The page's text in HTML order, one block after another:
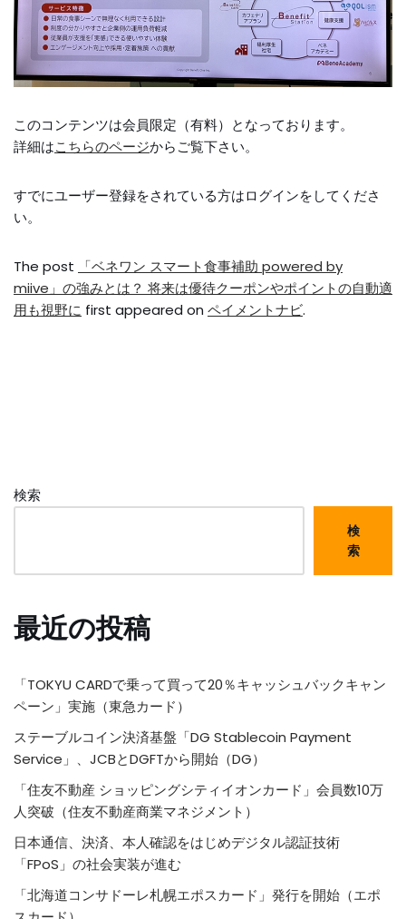
このコンテンツは会員限定（有料）となっております。
詳細はこちらのページからご覧下さい。
すでにユーザー登録をされている方はログインをしてくださ
い。
The post
「ベネワン スマート食事補助 powered by
miive」の強みとは？ 将来は優待クーポンやポイントの自動適
用も視野に first appeared on ペイメントナビ.
検索
検
索
最近の投稿
「TOKYU CARDで乗って買って20％キャッシュバックキャン
ペーン」実施（東急カード）
ステーブルコイン決済基盤「DG Stablecoin Payment
Service」、JCBとDGFTから開始（DG）
「住友不動産 ショッピングシティイオンカード」会員数10万
人突破（住友不動産商業マネジメント）
日本通信、決済、本人確認をはじめデジタル認証技術
「FPoS」の社会実装が進む
「北海道コンサドーレ札幌エポスカード」発行を開始（エポ